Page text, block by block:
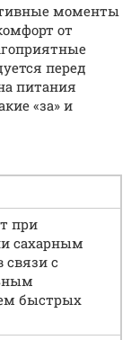
моменты
от
перед
питания
«за» и
при
сахарным
связи с
быстрых